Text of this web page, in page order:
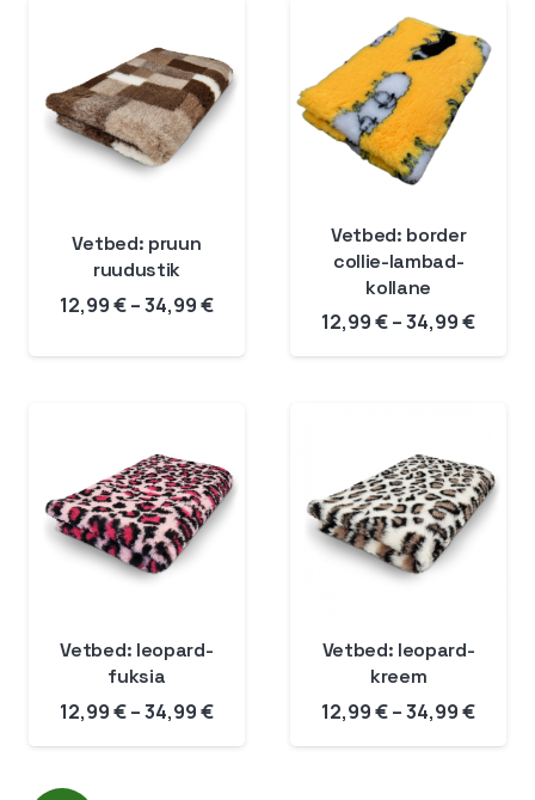
Vetbed: pruun
ruudustik
12,99€–34,99€Hinnavahemik:
kuni
Vetbed: border
collie-lambad-
kollane
12,99€–34,99€
12,99
Vetbed: leopard-
fuksia
12,99€–34,99€Hinnavahemik:
12,99 €
Vetbed: leopard-
kreem
12,99€–34,99€
12,99